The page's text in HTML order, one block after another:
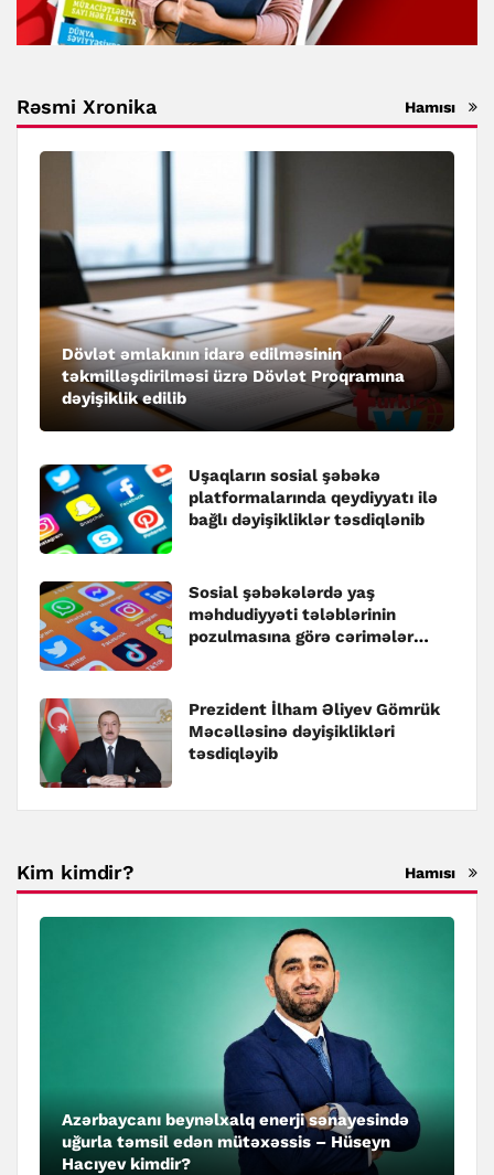
Rəsmi Xronika Hamısı
Dövlət əmlakının idarə edilməsinin
təkmilləşdirilməsi üzrə Dövlət Proqramına
dəyişiklik edilib
Uşaqların sosial şəbəkə
platformalarında qeydiyyatı ilə
bağlı dəyişikliklər təsdiqlənib
Sosial şəbəkələrdə yaş
məhdudiyyəti tələblərinin
pozulmasına görə cərimələr
Prezident İlham Əliyev Gömrük
Məcəlləsinə dəyişiklikləri
təsdiqləyib
Kim kimdir? Hamısı
Azərbaycanı beynəlxalq enerji sənayesində
uğurla təmsil edən mütəxəssis – Hüseyn
Hacıyev kimdir?